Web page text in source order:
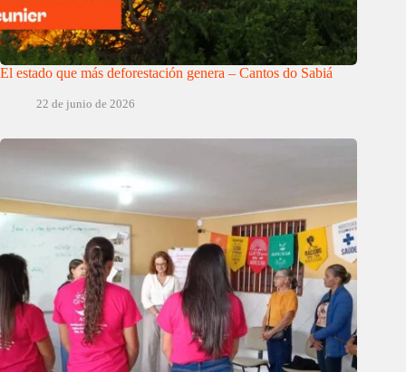
El estado que más deforestación genera – Cantos do Sabiá
22 de junio de 2026